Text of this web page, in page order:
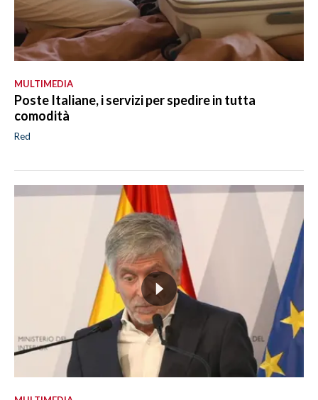
MULTIMEDIA
Poste Italiane, i servizi per spedire in tutta
comodità
Red